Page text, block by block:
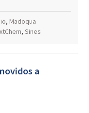
, Madoqua
, Sines
a